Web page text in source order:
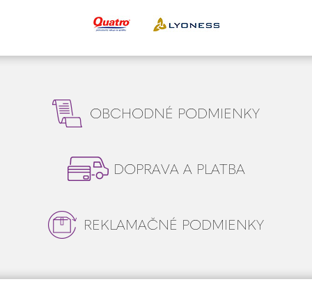
OBCHODNÉ PODMIENKY
DOPRAVA A PLATBA
REKLAMAČNÉ PODMIENKY